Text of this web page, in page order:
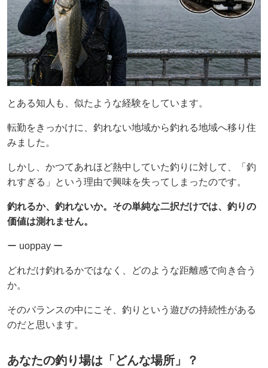
とある知人も、似たような経験をしています。
転勤をきっかけに、釣れない地域から釣れる地域へ移り住
みました。
しかし、かつてあれほど熱中していた釣りに対して、「釣
れすぎる」という理由で興味を失ってしまったのです。
釣れるか、釣れないか。その単純な二択だけでは、釣りの
価値は測れません。
ー uoppay ー
どれだけ釣れるかではなく、どのような距離感で向き合う
か。
そのバランスの中にこそ、釣りという遊びの持続性がある
のだと思います。
あなたの釣り場は「どんな場所」？